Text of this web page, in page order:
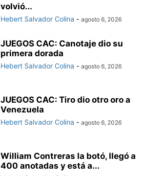
volvió...
Hebert Salvador Colina - agosto 6, 2026
JUEGOS CAC: Canotaje dio su
primera dorada
Hebert Salvador Colina - agosto 6, 2026
JUEGOS CAC: Tiro dio otro oro a
Venezuela
Hebert Salvador Colina - agosto 6, 2026
William Contreras la botó, llegó a
400 anotadas y está a...